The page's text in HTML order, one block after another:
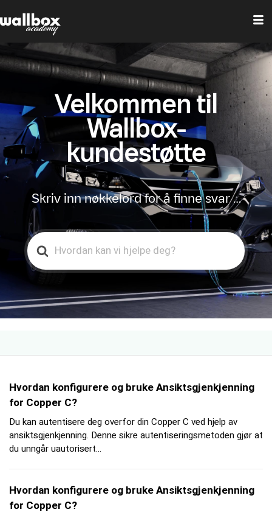
Velkommen til
Wallbox-
kundestøtte
Skriv inn nøkkelord for å finne svar …
Search
For
Hvordan konfigurere og bruke Ansiktsgjenkjenning
for Copper C?
Du kan autentisere deg overfor din Copper C ved hjelp av
ansiktsgjenkjenning. Denne sikre autentiseringsmetoden gjør at
du unngår uautorisert...
Hvordan konfigurere og bruke Ansiktsgjenkjenning
for Copper C?